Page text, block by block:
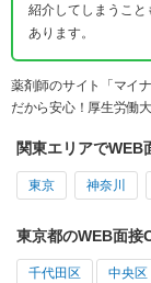
紹介してしまうこと
あります。
薬剤師のサイト「マイ
だから安心！厚生労働
関東エリアでWEB
東京 神奈川
東京都のWEB面接
千代田区 中央区